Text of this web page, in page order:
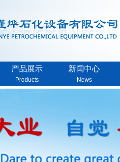
产品展示
Products
新闻中心
News